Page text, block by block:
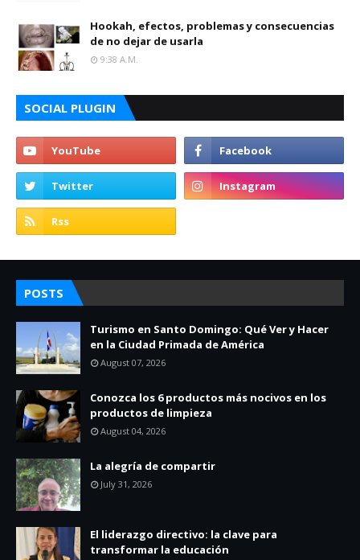
Hookah, efectos, problemas y consecuencias
de no dejar de usarla
9:38 A.m.
SOCIAL PLUGIN
POSTS
Turismo en Santo Domingo: Qué Ver y Hacer
en la Ciudad Primada de América
August 07, 2026
Conozca los 6 productos más nocivos en los
productos de limpieza
August 04, 2026
La alegría de compartir
July 31, 2026
El liderazgo directivo: la clave para
transformar la educación